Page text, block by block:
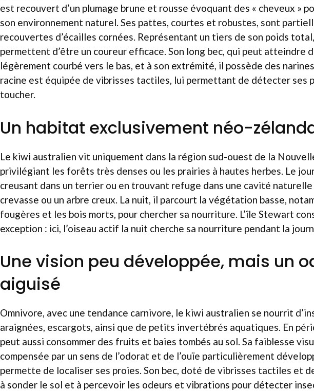
est recouvert d’un plumage brune et rousse évoquant des « cheveux »
son environnement naturel. Ses pattes, courtes et robustes, sont
recouvertes d’écailles cornées. Représentant un tiers de son poids
permettent d’être un coureur efficace. Son long bec, qui peut atteindre
légèrement courbé vers le bas, et à son extrémité, il possède des
racine est équipée de vibrisses tactiles, lui permettant de détecter ses
toucher.
Un habitat exclusivement néo-
Le kiwi australien vit uniquement dans la région sud-ouest de la
privilégiant les forêts très denses ou les prairies à hautes herbes. Le
creusant dans un terrier ou en trouvant refuge dans une cavité naturelle
crevasse ou un arbre creux. La nuit, il parcourt la végétation basse,
fougères et les bois morts, pour chercher sa nourriture. L’île Stewart
exception : ici, l’oiseau actif la nuit cherche sa nourriture pendant la
Une vision peu développée, mais un
aiguisé
Omnivore, avec une tendance carnivore, le kiwi australien se nourrit
araignées, escargots, ainsi que de petits invertébrés aquatiques. En
peut aussi consommer des fruits et baies tombés au sol. Sa faiblesse
compensée par un sens de l’odorat et de l’ouïe particulièrement
permette de localiser ses proies. Son bec, doté de vibrisses tactiles et
à sonder le sol et à percevoir les odeurs et vibrations pour détecter